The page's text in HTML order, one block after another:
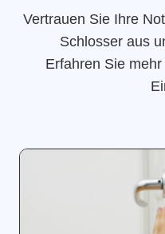
Vertrauen Sie Ihre
Schlosser aus
Erfahren Sie